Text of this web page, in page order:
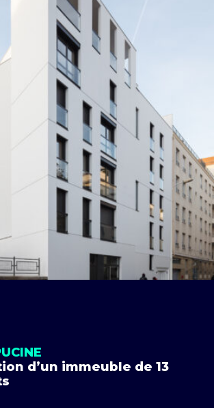
d’un immeuble de 13